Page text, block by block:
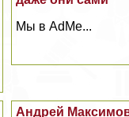
Мы в AdMe...
Андрей